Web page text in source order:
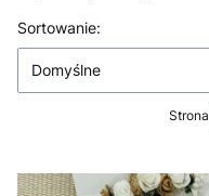
Lista produktów
Sortowanie:
Domyślne
Strona